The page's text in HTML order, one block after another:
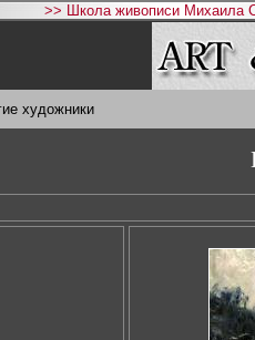
>> Школа живописи Михаила
художники